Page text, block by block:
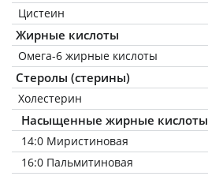
Цистеин
Жирные кислоты
Омега-6 жирные кислоты
Стеролы (стерины)
Холестерин
Насыщенные жирные кислоты
14:0 Миристиновая
16:0 Пальмитиновая